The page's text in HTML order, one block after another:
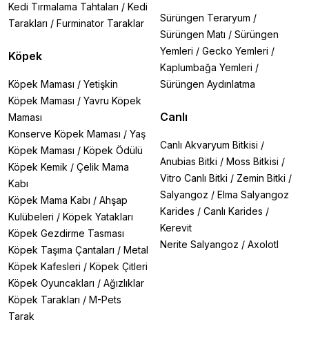
Kedi Tırmalama Tahtaları / Kedi
Tarakları / Furminator Taraklar
Köpek
Köpek Maması / Yetişkin
Köpek Maması / Yavru Köpek
Maması
Konserve Köpek Maması / Yaş
Köpek Maması / Köpek Ödülü
Köpek Kemik / Çelik Mama
Kabı
Köpek Mama Kabı / Ahşap
Kulübeleri / Köpek Yatakları
Köpek Gezdirme Tasması
Köpek Taşıma Çantaları / Metal
Köpek Kafesleri / Köpek Çitleri
Köpek Oyuncakları / Ağızlıklar
Köpek Tarakları / M-Pets
Tarak
Sürüngen Teraryum /
Sürüngen Matı / Sürüngen
Yemleri / Gecko Yemleri /
Kaplumbağa Yemleri /
Sürüngen Aydınlatma
Canlı
Canlı Akvaryum Bitkisi /
Anubias Bitki / Moss Bitkisi /
Vitro Canlı Bitki / Zemin Bitki /
Salyangoz / Elma Salyangoz
Karides / Canlı Karides /
Kerevit
Nerite Salyangoz / Axolotl